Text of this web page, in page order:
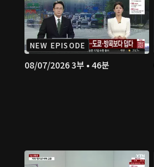
NEW EPISODE
08/07/2026 3부 • 46분